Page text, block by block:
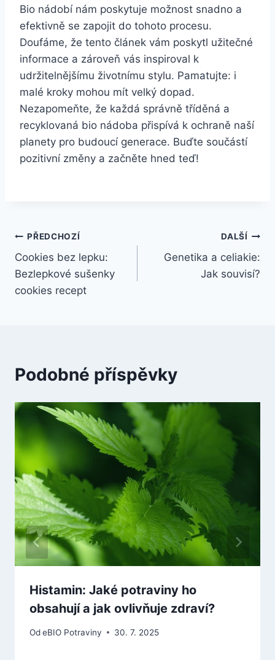
Bio nádobí nám ‌poskytuje​ možnost snadno a
efektivně⁢ se zapojit do tohoto procesu.
Doufáme, že ⁢tento ⁢článek ‍vám poskytl užitečné⁣
informace a zároveň vás inspiroval k
udržitelnějšímu životnímu stylu. Pamatujte: i
malé kroky mohou mít velký dopad.
Nezapomeňte, že‌ každá správně tříděná ‍a
recyklovaná bio nádoba‍ přispívá k ochraně naší
planety pro‍ budoucí generace. Buďte součástí
pozitivní⁣ změny a začněte hned teď!
Navigace
pro
příspěvek
PŘEDCHOZÍ
Cookies bez lepku:
Bezlepkové sušenky
cookies recept
DALŠÍ
Genetika a celiakie:
Jak souvisí?
Podobné příspěvky
Histamin: Jaké potraviny ho
obsahují a jak ovlivňuje zdraví?
OdeBIO Potraviny 30. 7. 2025